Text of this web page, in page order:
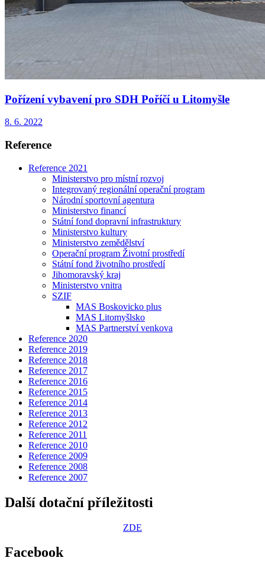
Pořízení vybavení pro SDH Poříčí u Litomyšle
8. 6. 2022
Reference
Reference 2021
Ministerstvo pro místní rozvoj
Integrovaný regionální operační program
Národní sportovní agentura
Ministerstvo financí
Státní fond dopravní infrastruktury
Ministerstvo kultury
Ministerstvo zemědělství
Operační program Životní prostředí
Státní fond životního prostředí
Jihomoravský kraj
Ministerstvo vnitra
SZIF
MAS Boskovicko plus
MAS Litomyšlsko
MAS Partnerství venkova
Reference 2020
Reference 2019
Reference 2018
Reference 2017
Reference 2016
Reference 2015
Reference 2014
Reference 2013
Reference 2012
Reference 2011
Reference 2010
Reference 2009
Reference 2008
Reference 2007
Další dotační příležitosti
ZDE
Facebook